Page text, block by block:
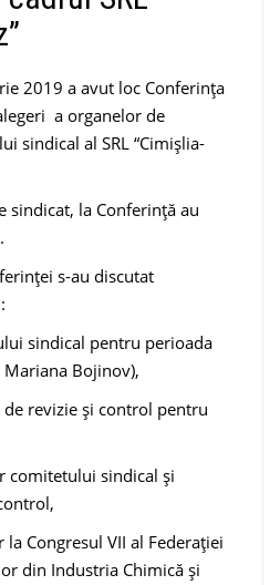
2019 a avut loc Conferinţa
a organelor de
sindical al SRL “Cimișlia-
sindicat, la Conferință au
s-au discutat
sindical pentru perioada
Mariana Bojinov),
revizie și control pentru
comitetului sindical și
și control,
Congresul VII al Federației
din Industria Chimică și